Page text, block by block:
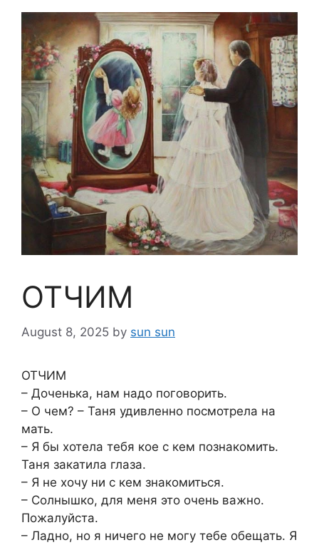
ОТЧИМ
August 8, 2025 by sun sun
ОТЧИМ
– Доченька, нам надо поговорить.
– О чем? – Таня удивленно посмотрела на
мать.
– Я бы хотела тебя кое с кем познакомить.
Таня закатила глаза.
– Я не хочу ни с кем знакомиться.
– Солнышко, для меня это очень важно.
Пожалуйста.
– Ладно, но я ничего не могу тебе обещать. Я